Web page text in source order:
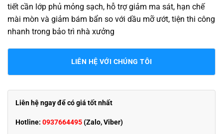
tiết cần lớp phủ mỏng sạch, hỗ trợ giảm ma sát, hạn chế
mài mòn và giảm bám bẩn so với dầu mỡ ướt, tiện thi công
nhanh trong bảo trì nhà xưởng
LIÊN HỆ VỚI CHÚNG TÔI
Liên hệ ngay để có giá tốt nhất
Hotline: 0937664495(Zalo, Viber)